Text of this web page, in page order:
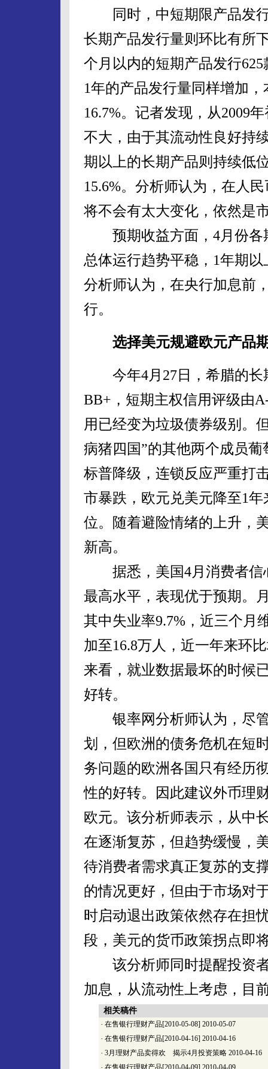
同时，中短期限产品发行
长期产品发行量则环比有所
个月以内的短期产品发行
1年的产品发行量同样增加
16.7%。记者发现，从2009
不大，由于其流动性良好持
期以上的长期产品则持续低
15.6%。分析师认为，在人
将不会有太大变化，依然是
预期收益方面，4月份各
总体运行趋势平稳，1年期
分析师认为，在央行加息前
行。
选择美元规避欧元产品
今年4月27日，希腊的长
BB+，短期主权信用评级由
用已经变为垃圾债券级别。
病猪四国”的其他两个成员
标普降级，连锁反应严重打
市暴跌，欧元兑美元降至1
位。随着避险情绪的上升，
新高。
据悉，美国4月消费者信
最高水平，表现优于预期。
其中失业率9.7%，近三个月
加至16.8万人，近一年来环
来看，就业数据最坏的时候
好转。
银率网分析师认为，尽管
划，但欧洲的债务危机在短
务问题的欧洲各国只有经历
性的好转。因此建议外币理
欧元。该分析师表示，从中
在逐渐复苏，但趋势缓慢，
待消费者需求真正复苏的支
的情况更好，但由于市场对
时启动退出政策依然存在担
段，美元的货币政策拐点即
该分析师同时提醒投资者
加息，从流动性上考虑，目
相关稿件
· 在售银行理财产品[2010-05-08] 2010-05-07
· 在售银行理财产品[2010-04-16] 2010-04-16
· 3月理财产品卖得欢 揭示4月投资策略 2010-04-16
在售银行理财产品[2010-04-09] 2010-04-09